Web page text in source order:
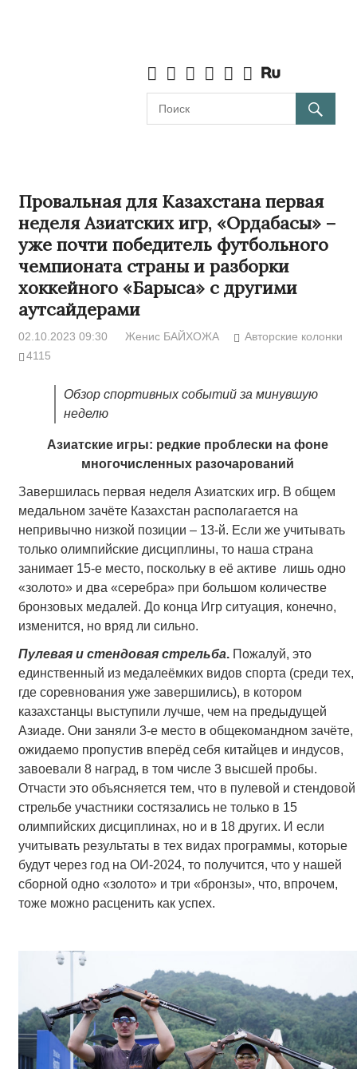
Провальная для Казахстана первая
неделя Азиатских игр, «Ордабасы» –
уже почти победитель футбольного
чемпионата страны и разборки
хоккейного «Барыса» с другими
аутсайдерами
02.10.2023 09:30 Женис БАЙХОЖА
Авторские колонки
4115
Обзор спортивных событий за минувшую
неделю
Азиатские игры: редкие проблески на фоне
многочисленных разочарований
Завершилась первая неделя Азиатских игр. В общем
медальном зачёте Казахстан располагается на
непривычно низкой позиции – 13-й. Если же учитывать
только олимпийские дисциплины, то наша страна
занимает 15-е место, поскольку в её активе лишь одно
«золото» и два «серебра» при большом количестве
бронзовых медалей. До конца Игр ситуация, конечно,
изменится, но вряд ли сильно.
Пулевая и стендовая стрельба.Пожалуй, это
единственный из медалеёмких видов спорта (среди тех,
где соревнования уже завершились), в котором
казахстанцы выступили лучше, чем на предыдущей
Азиаде. Они заняли 3-е место в общекомандном зачёте,
ожидаемо пропустив вперёд себя китайцев и индусов,
завоевали 8 наград, в том числе 3 высшей пробы.
Отчасти это объясняется тем, что в пулевой и стендовой
стрельбе участники состязались не только в 15
олимпийских дисциплинах, но и в 18 других. И если
учитывать результаты в тех видах программы, которые
будут через год на ОИ-2024, то получится, что у нашей
сборной одно «золото» и три «бронзы», что, впрочем,
тоже можно расценить как успех.